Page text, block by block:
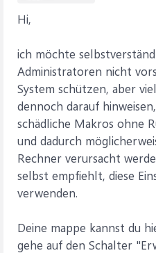
Hi,
ich möchte
Administratoren nicht
System schützen, aber
dennoch darauf
schädliche Makros ohne
und dadurch
Rechner verursacht
selbst empfiehlt, diese
verwenden.
Deine mappe kannst du
gehe auf den Schalter